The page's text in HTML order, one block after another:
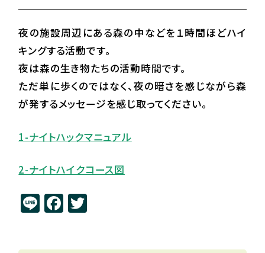
夜の施設周辺にある森の中などを１時間ほどハイ
キングする活動です。
夜は森の生き物たちの活動時間です。
ただ単に歩くのではなく、夜の暗さを感じながら森
が発するメッセージを感じ取ってください。
1-ナイトハックマニュアル
2-ナイトハイクコース図
Li F